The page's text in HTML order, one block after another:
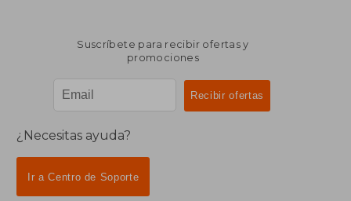
Suscríbete para recibir ofertas y
promociones
¿Necesitas ayuda?
Ir a Centro de Soporte